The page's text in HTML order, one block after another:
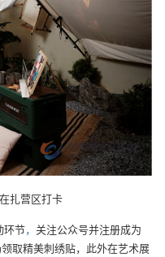
扎营区打卡
环节， 关注公众号并注册成为
取精美刺绣贴，此外在艺术展